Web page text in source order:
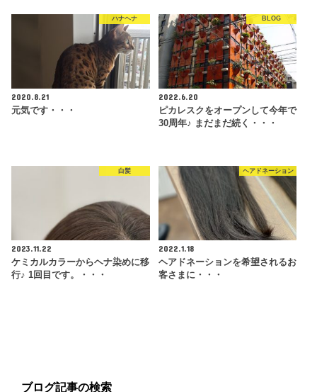
ハナヘナ
2020.8.21
元気です・・・
BLOG
2022.6.20
ピカレスクをオープンして今年で
30周年♪ まだまだ続く・・・
白髪
2023.11.22
ケミカルカラーからヘナ染めに移
行♪ 1回目です。・・・
ヘアドネーション
2022.1.18
ヘアドネーションを希望されるお
客さまに・・・
ブログ記事の検索